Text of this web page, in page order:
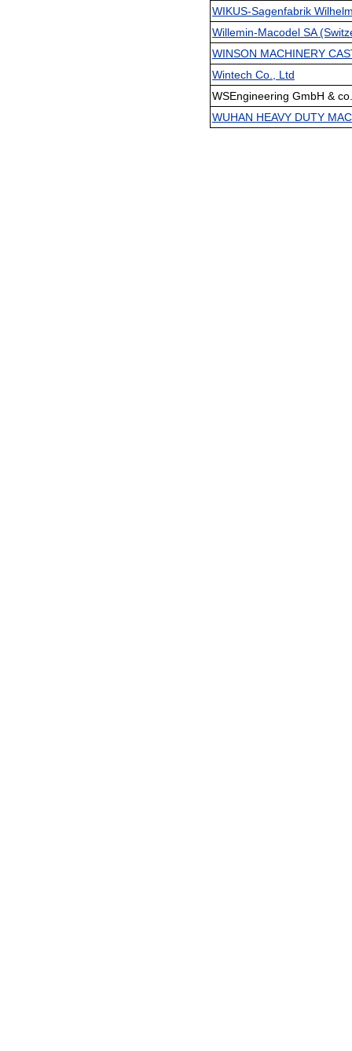
WIKUS-Sagenfabrik
Willemin-Macodel SA
WINSON MACHINERY
Wintech Co., Ltd
WSEngineering GmbH &
WUHAN HEAVY DUTY